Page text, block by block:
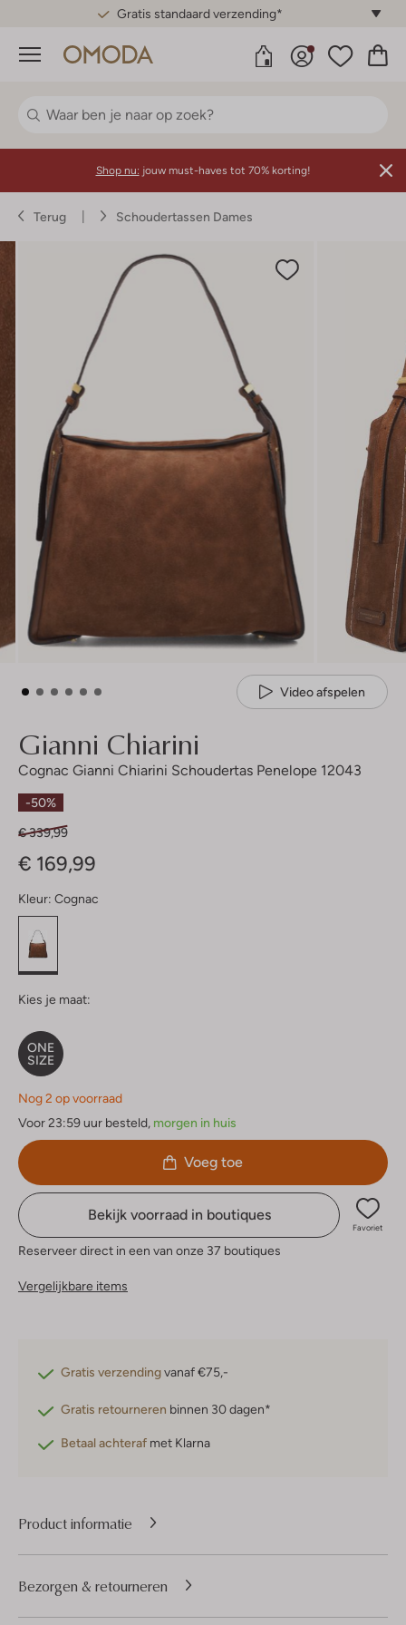
Gratis standaard verzending*
Menu
Shop nu: jouw must-haves tot 70% korting!
Terug Schoudertassen Dames
Video afspelen
Gianni Chiarini
Cognac Gianni Chiarini Schoudertas Penelope 12043
-50%
€ 339,99
€ 169,99
Kleur: Cognac
Kies je maat:
ONE
SIZE
Nog 2 op voorraad
Voor 23:59 uur besteld, morgen in huis
Voeg toe
Bekijk voorraad in boutiques
Favoriet
Reserveer direct in een van onze 37 boutiques
Vergelijkbare items
Gratis verzendingvanaf €75,-
Gratis retourneren binnen 30 dagen*
Betaal achteraf met Klarna
Product informatie
Bezorgen & retourneren